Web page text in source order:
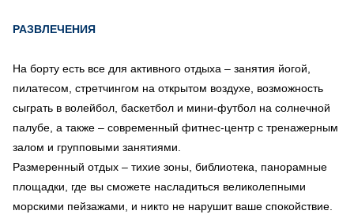
РАЗВЛЕЧЕНИЯ
На борту есть все для активного отдыха – занятия йогой,
пилатесом, стретчингом на открытом воздухе, возможность
сыграть в волейбол, баскетбол и мини-футбол на солнечной
палубе, а также – современный фитнес-центр с тренажерным
залом и групповыми занятиями.
Размеренный отдых – тихие зоны, библиотека, панорамные
площадки, где вы сможете насладиться великолепными
морскими пейзажами, и никто не нарушит ваше спокойствие.